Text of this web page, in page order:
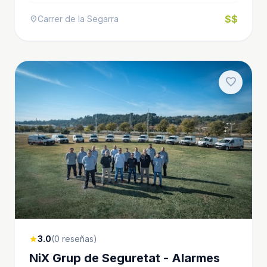
location_onCarrer de la Segarra $$
favorite
star3.0(0 reseñas)
NiX Grup de Seguretat - Alarmes